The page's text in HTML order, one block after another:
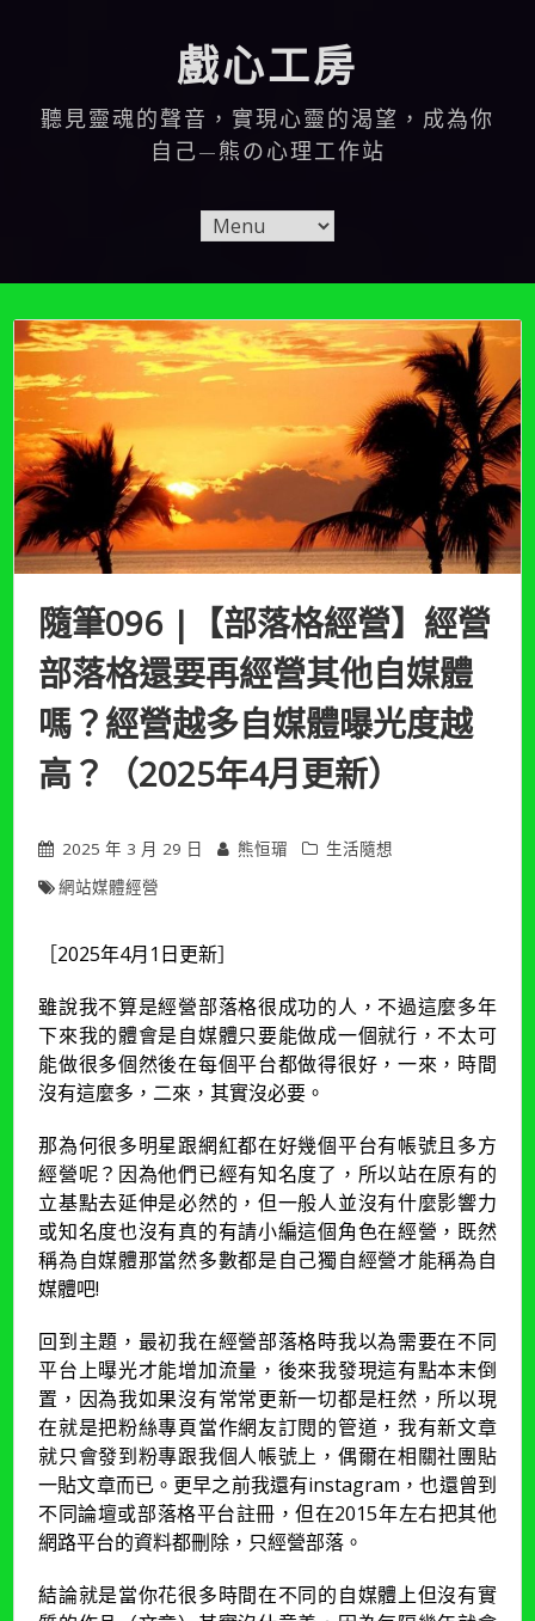
戲心工房
聽見靈魂的聲音，實現心靈的渴望，成為你
自己—熊の心理工作站
隨筆096 |【部落格經營】經營
部落格還要再經營其他自媒體
嗎？經營越多自媒體曝光度越
高？（2025年4月更新）
2025 年 3 月 29 日 熊恒瑂
生活隨想
網站媒體經營
［2025年4月1日更新］
雖說我不算是經營部落格很成功的人，不過這麼多年
下來我的體會是自媒體只要能做成一個就行，不太可
能做很多個然後在每個平台都做得很好，一來，時間
沒有這麼多，二來，其實沒必要。
那為何很多明星跟網紅都在好幾個平台有帳號且多方
經營呢？因為他們已經有知名度了，所以站在原有的
立基點去延伸是必然的，但一般人並沒有什麼影響力
或知名度也沒有真的有請小編這個角色在經營，既然
稱為自媒體那當然多數都是自己獨自經營才能稱為自
媒體吧!
回到主題，最初我在經營部落格時我以為需要在不同
平台上曝光才能增加流量，後來我發現這有點本末倒
置，因為我如果沒有常常更新一切都是枉然，所以現
在就是把粉絲專頁當作網友訂閱的管道，我有新文章
就只會發到粉專跟我個人帳號上，偶爾在相關社團貼
一貼文章而已。更早之前我還有instagram，也還曾到
不同論壇或部落格平台註冊，但在2015年左右把其他
網路平台的資料都刪除，只經營部落。
結論就是當你花很多時間在不同的自媒體上但沒有實